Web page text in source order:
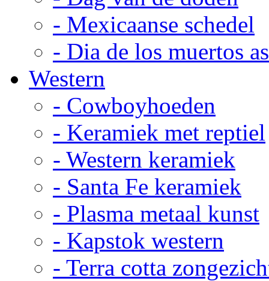
- Mexicaanse schedel
- Dia de los muertos
Western
- Cowboyhoeden
- Keramiek met reptiel
- Western keramiek
- Santa Fe keramiek
- Plasma metaal kunst
- Kapstok western
- Terra cotta